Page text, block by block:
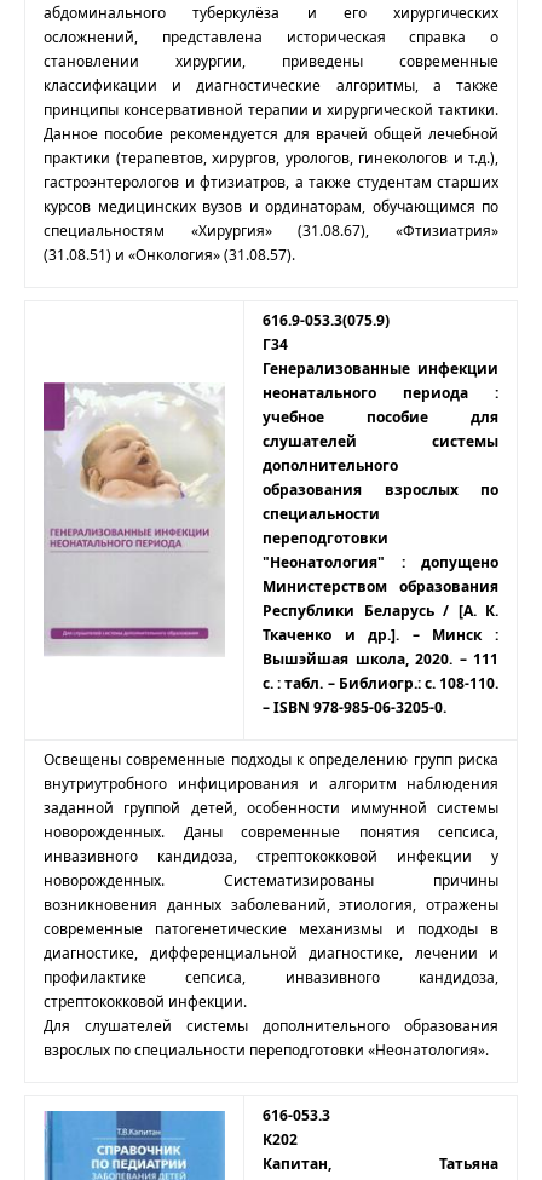
абдоминального туберкулёза и его хирургических
осложнений, представлена историческая справка о
становлении хирургии, приведены современные
классификации и диагностические алгоритмы, а также
принципы консервативной терапии и хирургической тактики.
Данное пособие рекомендуется для врачей общей лечебной
практики (терапевтов, хирургов, урологов, гинекологов и т.д.),
гастроэнтерологов и фтизиатров, а также студентам старших
курсов медицинских вузов и ординаторам, обучающимся по
специальностям «Хирургия» (31.08.67), «Фтизиатрия»
(31.08.51) и «Онкология» (31.08.57).
616.9-053.3(075.9)
Г34
Генерализованные инфекции
неонатального периода :
учебное пособие для
слушателей системы
дополнительного
образования взрослых по
специальности
переподготовки
"Неонатология" : допущено
Министерством образования
Республики Беларусь / [А. К.
Ткаченко и др.]. – Минск :
Вышэйшая школа, 2020. – 111
с. : табл. – Библиогр.: с. 108-110.
– ISBN 978-985-06-3205-0.
Освещены современные подходы к определению групп риска
внутриутробного инфицирования и алгоритм наблюдения
заданной группой детей, особенности иммунной системы
новорожденных. Даны современные понятия сепсиса,
инвазивного кандидоза, стрептококковой инфекции у
новорожденных. Систематизированы причины
возникновения данных заболеваний, этиология, отражены
современные патогенетические механизмы и подходы в
диагностике, дифференциальной диагностике, лечении и
профилактике сепсиса, инвазивного кандидоза,
стрептококковой инфекции.
Для слушателей системы дополнительного образования
взрослых по специальности переподготовки «Неонатология».
616-053.3
К202
Капитан, Татьяна